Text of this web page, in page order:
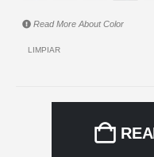
Read More AboutColor
LIMPIAR